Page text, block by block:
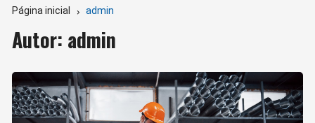
Página inicial admin
Autor: admin